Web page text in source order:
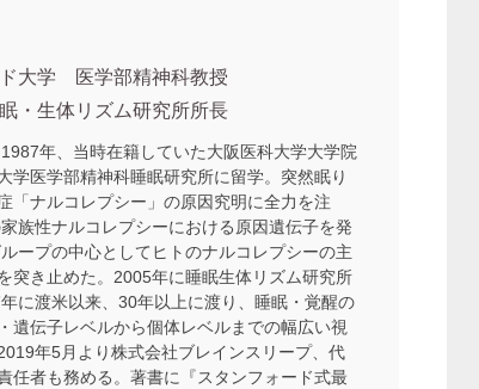
大学 医学部精神科教授
・生体リズム研究所所長
年、当時在籍していた大阪医科大学大学院
学医学部精神科睡眠研究所に留学。突然眠り
「ナルコレプシー」の原因究明に全力を注
族性ナルコレプシーにおける原因遺伝子を発
ープの中心としてヒトのナルコレプシーの主
突き止めた。2005年に睡眠生体リズム研究所
に渡米以来、30年以上に渡り、睡眠・覚醒の
遺伝子レベルから個体レベルまでの幅広い視
年5月より株式会社ブレインスリープ、代
任者も務める。著書に『スタンフォード式最